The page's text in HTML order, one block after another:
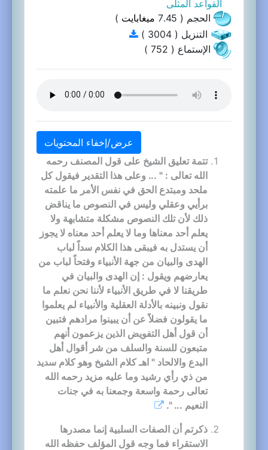
القواعد المثلى
الحجم ( 7.45
ميغابايت )
التنزيل ( 3004 )
الإستماع ( 752 )
عرض/إخفاء المحتويات
تتمة تعليق الشيخ على قول المصنف رحمه
الله تعالى : " ... وعلى هذا التقدير فيقول كل
ملحد ومبتدع الحق في نفس الأمر ما علمته
برأيي وعقلي وليس في النصوص ما يناقض
ذلك لأن تلك النصوص مشكلة متشابهة ولا
يعلم أحد معناها وما لا يعلم أحد معناه لا يجوز
أن يستدل به فيبقى هذا الكلام سداً لباب
الهدى والبيان من جهة الأنبياء وفتحاً لباب من
يعارضهم ويقول : إن الهدى والبيان في
طريقنا لا في طريق الأنبياء لأننا نحن نعلم ما
نقول ونبينه بالأدلة العقلية والأنبياء لم يعلموا
ما يقولون فضلاً عن أن يبينوا مرادهم فتبين
أن قول أهل التفويض الذين يزعمون أنهم
متبعون للسنة والسلف من شر أقوال أهل
البدع والالحاد " اهـ كلام الشيخ وهو كلام سديد
من ذي رأي رشيد وما عليه مزيد رحمه الله
تعالى رحمة واسعة وجمعنا به في جنات
النعيم ... ".
ذكرتم أن الصفات السلبية إنما مصدرها
الاستقراء فما وجه قول المؤلف حفظه الله